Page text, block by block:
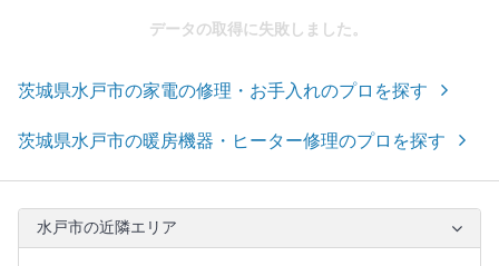
データの取得に失敗しました。
茨城県水戸市の家電の修理・お手入れのプロを探す
茨城県水戸市の暖房機器・ヒーター修理のプロを探す
水戸市の近隣エリア